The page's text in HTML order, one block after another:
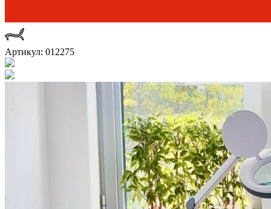
Артикул: 012275